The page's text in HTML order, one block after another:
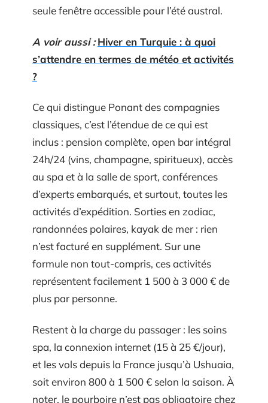
seule fenêtre accessible pour l’été austral.
A voir aussi : Hiver en Turquie : à quoi
s’attendre en termes de météo et activités
?
Ce qui distingue Ponant des compagnies
classiques, c’est l’étendue de ce qui est
inclus : pension complète, open bar intégral
24h/24 (vins, champagne, spiritueux), accès
au spa et à la salle de sport, conférences
d’experts embarqués, et surtout, toutes les
activités d’expédition. Sorties en zodiac,
randonnées polaires, kayak de mer : rien
n’est facturé en supplément. Sur une
formule non tout-compris, ces activités
représentent facilement 1 500 à 3 000 € de
plus par personne.
Restent à la charge du passager : les soins
spa, la connexion internet (15 à 25 €/jour),
et les vols depuis la France jusqu’à Ushuaia,
soit environ 800 à 1 500 € selon la saison. À
noter, le pourboire n’est pas obligatoire chez